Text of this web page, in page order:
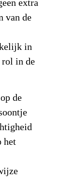
extra
van de
in
rol in de
de
het